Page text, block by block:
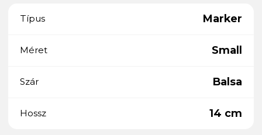
Típus Marker
Méret Small
Szár Balsa
Hossz 14 cm